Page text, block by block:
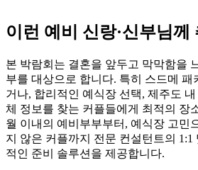
이런 예비 신랑·신부님께
본 박람회는 결혼을 앞두고 막막함을
부를 대상으로 합니다. 특히 스드메 패
거나, 합리적인 예식장 선택, 제주도
체 정보를 찾는 커플들에게 최적의 장
월 이내의 예비부부부터, 예식장 고민
지 않은 커플까지 전문 컨설턴트의 1:1
적인 준비 솔루션을 제공합니다.